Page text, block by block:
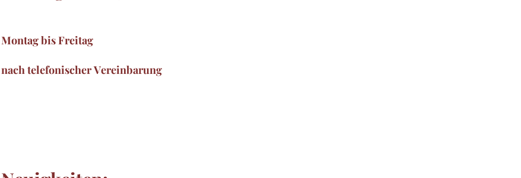
Montag bis Freitag
nach telefonischer Vereinbarung